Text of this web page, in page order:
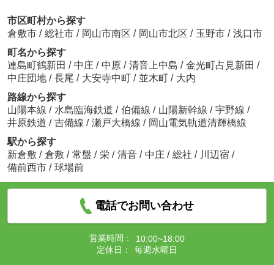
市区町村から探す
倉敷市 / 総社市 / 岡山市南区 / 岡山市北区 / 玉野市 / 浅口市
町名から探す
連島町鶴新田 / 中庄 / 中原 / 清音上中島 / 金光町占見新田 /
中庄団地 / 長尾 / 大安寺中町 / 並木町 / 大内
路線から探す
山陽本線 / 水島臨海鉄道 / 伯備線 / 山陽新幹線 / 宇野線 /
井原鉄道 / 吉備線 / 瀬戸大橋線 / 岡山電気軌道清輝橋線
駅から探す
新倉敷 / 倉敷 / 常盤 / 栄 / 清音 / 中庄 / 総社 / 川辺宿 /
備前西市 / 球場前
電話でお問い合わせ
営業時間：
10:00~18:00
定休日：
毎週水曜日